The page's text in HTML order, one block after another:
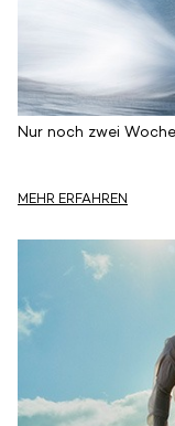
Nur noch zwei
MEHR ERFAHREN